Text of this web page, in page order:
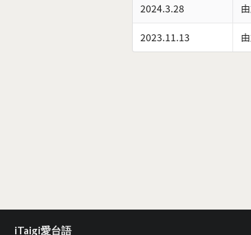
2024.3.28
2023.11.13
iTaigi愛台語